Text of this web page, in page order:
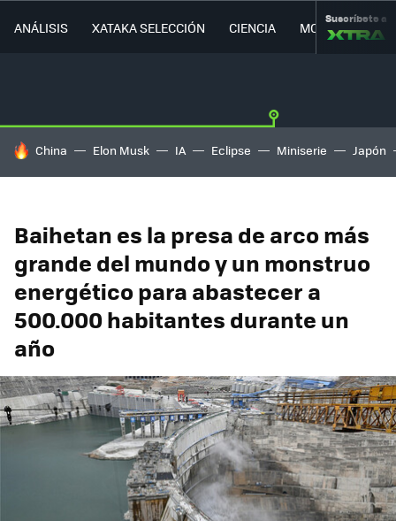
ANÁLISIS XATAKA SELECCIÓN CIENCIA MOVILIDAD
Suscríbete a
HOY SE HABLA DE
China Elon Musk IA Eclipse Miniserie Japón
Baihetan es la presa de arco más
grande del mundo y un monstruo
energético para abastecer a
500.000 habitantes durante un
año